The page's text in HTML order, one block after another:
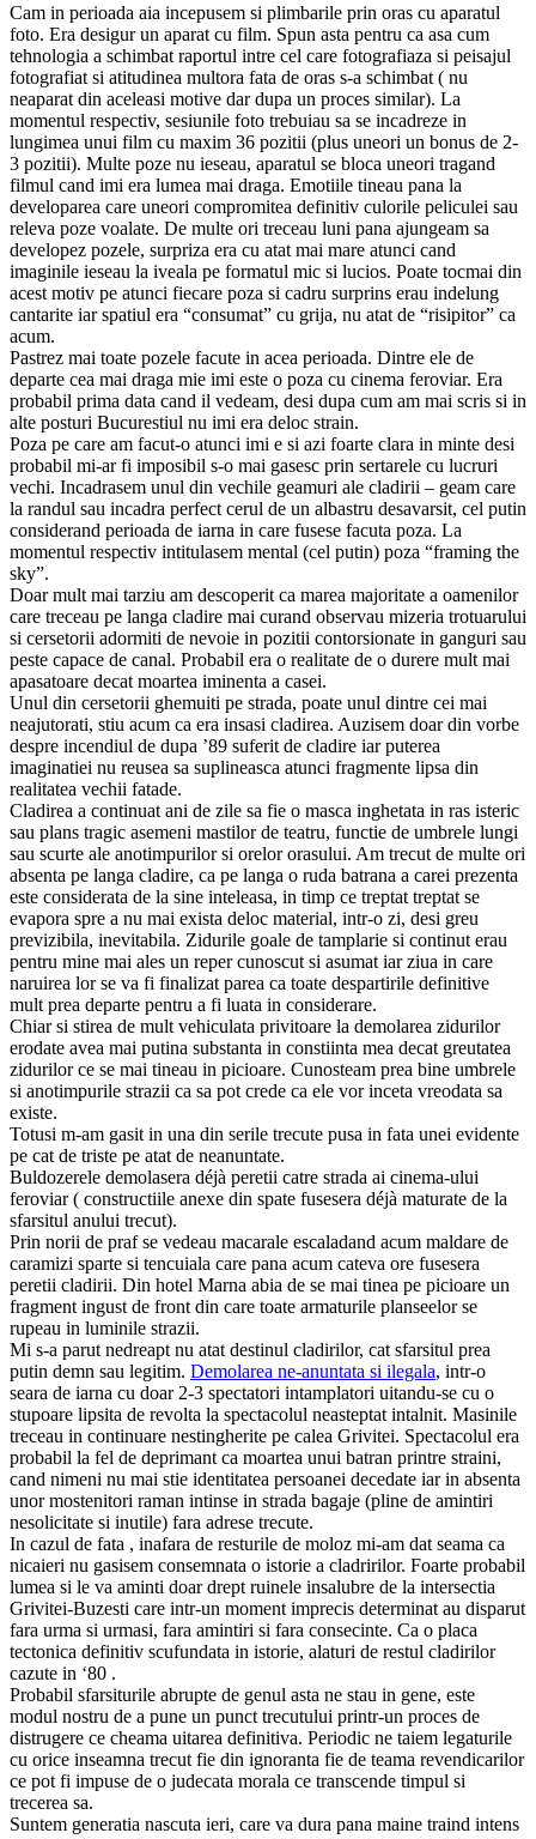
Cam in perioada aia incepusem si plimbarile prin oras cu aparatul
foto. Era desigur un aparat cu film. Spun asta pentru ca asa cum
tehnologia a schimbat raportul intre cel care fotografiaza si peisajul
fotografiat si atitudinea multora fata de oras s-a schimbat ( nu
neaparat din aceleasi motive dar dupa un proces similar). La
momentul respectiv, sesiunile foto trebuiau sa se incadreze in
lungimea unui film cu maxim 36 pozitii (plus uneori un bonus de 2-
3 pozitii). Multe poze nu ieseau, aparatul se bloca uneori tragand
filmul cand imi era lumea mai draga. Emotiile tineau pana la
developarea care uneori compromitea definitiv culorile peliculei sau
releva poze voalate. De multe ori treceau luni pana ajungeam sa
developez pozele, surpriza era cu atat mai mare atunci cand
imaginile ieseau la iveala pe formatul mic si lucios. Poate tocmai din
acest motiv pe atunci fiecare poza si cadru surprins erau indelung
cantarite iar spatiul era “consumat” cu grija, nu atat de “risipitor” ca
acum.
Pastrez mai toate pozele facute in acea perioada. Dintre ele de
departe cea mai draga mie imi este o poza cu cinema feroviar. Era
probabil prima data cand il vedeam, desi dupa cum am mai scris si in
alte posturi Bucurestiul nu imi era deloc strain.
Poza pe care am facut-o atunci imi e si azi foarte clara in minte desi
probabil mi-ar fi imposibil s-o mai gasesc prin sertarele cu lucruri
vechi. Incadrasem unul din vechile geamuri ale cladirii – geam care
la randul sau incadra perfect cerul de un albastru desavarsit, cel putin
considerand perioada de iarna in care fusese facuta poza. La
momentul respectiv intitulasem mental (cel putin) poza “framing the
sky”.
Doar mult mai tarziu am descoperit ca marea majoritate a oamenilor
care treceau pe langa cladire mai curand observau mizeria trotuarului
si cersetorii adormiti de nevoie in pozitii contorsionate in ganguri sau
peste capace de canal. Probabil era o realitate de o durere mult mai
apasatoare decat moartea iminenta a casei.
Unul din cersetorii ghemuiti pe strada, poate unul dintre cei mai
neajutorati, stiu acum ca era insasi cladirea. Auzisem doar din vorbe
despre incendiul de dupa ’89 suferit de cladire iar puterea
imaginatiei nu reusea sa suplineasca atunci fragmente lipsa din
realitatea vechii fatade.
Cladirea a continuat ani de zile sa fie o masca inghetata in ras isteric
sau plans tragic asemeni mastilor de teatru, functie de umbrele lungi
sau scurte ale anotimpurilor si orelor orasului. Am trecut de multe ori
absenta pe langa cladire, ca pe langa o ruda batrana a carei prezenta
este considerata de la sine inteleasa, in timp ce treptat treptat se
evapora spre a nu mai exista deloc material, intr-o zi, desi greu
previzibila, inevitabila. Zidurile goale de tamplarie si continut erau
pentru mine mai ales un reper cunoscut si asumat iar ziua in care
naruirea lor se va fi finalizat parea ca toate despartirile definitive
mult prea departe pentru a fi luata in considerare.
Chiar si stirea de mult vehiculata privitoare la demolarea zidurilor
erodate avea mai putina substanta in constiinta mea decat greutatea
zidurilor ce se mai tineau in picioare. Cunosteam prea bine umbrele
si anotimpurile strazii ca sa pot crede ca ele vor inceta vreodata sa
existe.
Totusi m-am gasit in una din serile trecute pusa in fata unei evidente
pe cat de triste pe atat de neanuntate.
Buldozerele demolasera déjà peretii catre strada ai cinema-ului
feroviar ( constructiile anexe din spate fusesera déjà maturate de la
sfarsitul anului trecut).
Prin norii de praf se vedeau macarale escaladand acum maldare de
caramizi sparte si tencuiala care pana acum cateva ore fusesera
peretii cladirii. Din hotel Marna abia de se mai tinea pe picioare un
fragment ingust de front din care toate armaturile planseelor se
rupeau in luminile strazii.
Mi s-a parut nedreapt nu atat destinul cladirilor, cat sfarsitul prea
putin demn sau legitim. Demolarea ne-anuntata si ilegala, intr-o
seara de iarna cu doar 2-3 spectatori intamplatori uitandu-se cu o
stupoare lipsita de revolta la spectacolul neasteptat intalnit. Masinile
treceau in continuare nestingherite pe calea Grivitei. Spectacolul era
probabil la fel de deprimant ca moartea unui batran printre straini,
cand nimeni nu mai stie identitatea persoanei decedate iar in absenta
unor mostenitori raman intinse in strada bagaje (pline de amintiri
nesolicitate si inutile) fara adrese trecute.
In cazul de fata , inafara de resturile de moloz mi-am dat seama ca
nicaieri nu gasisem consemnata o istorie a cladririlor. Foarte probabil
lumea si le va aminti doar drept ruinele insalubre de la intersectia
Grivitei-Buzesti care intr-un moment imprecis determinat au disparut
fara urma si urmasi, fara amintiri si fara consecinte. Ca o placa
tectonica definitiv scufundata in istorie, alaturi de restul cladirilor
cazute in ‘80 .
Probabil sfarsiturile abrupte de genul asta ne stau in gene, este
modul nostru de a pune un punct trecutului printr-un proces de
distrugere ce cheama uitarea definitiva. Periodic ne taiem legaturile
cu orice inseamna trecut fie din ignoranta fie de teama revendicarilor
ce pot fi impuse de o judecata morala ce transcende timpul si
trecerea sa.
Suntem generatia nascuta ieri, care va dura pana maine traind intens